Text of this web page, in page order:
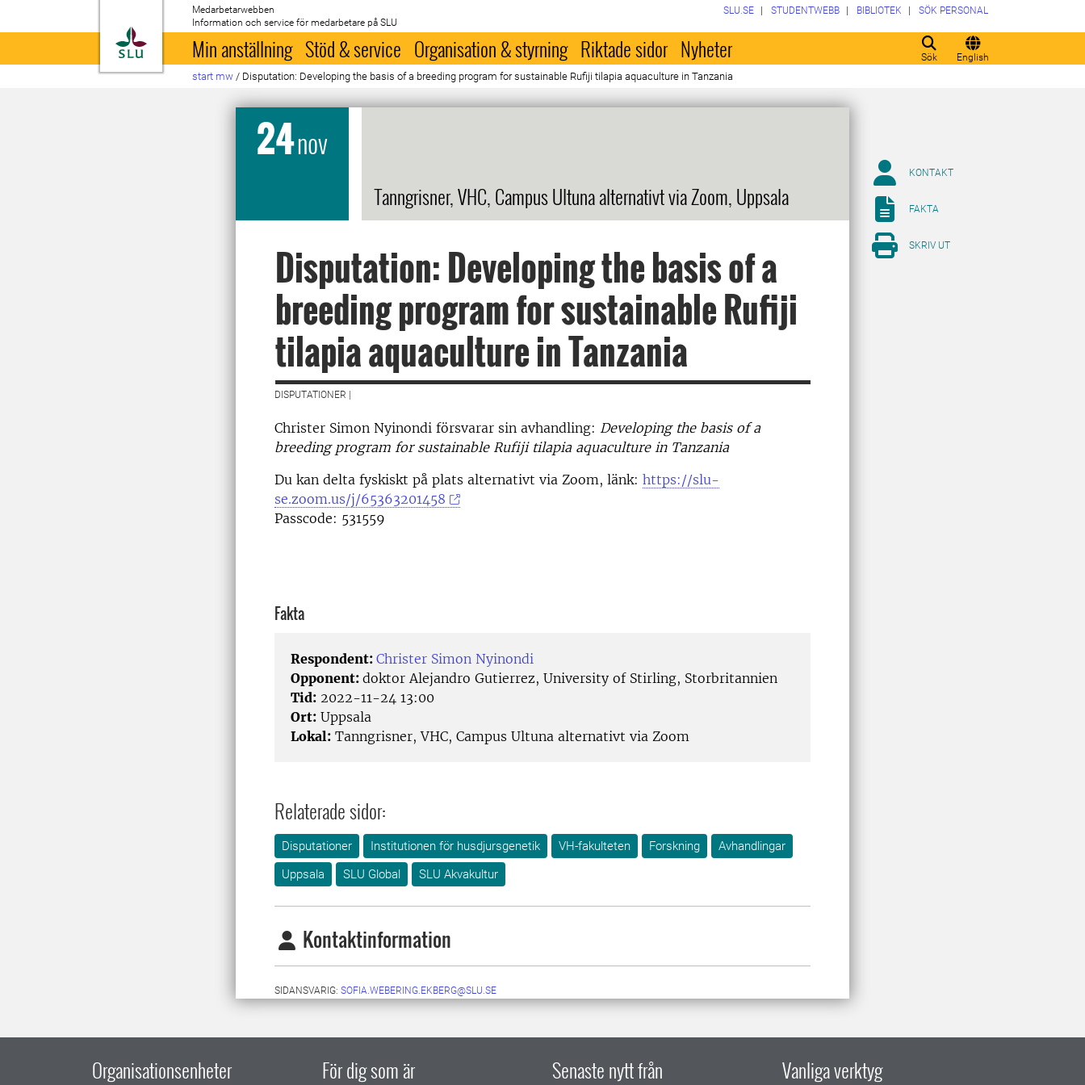
Till startsida
Medarbetarwebben
Information och service för medarbetare på SLU
Sök English
SLU.SE STUDENTWEBB BIBLIOTEK SÖK PERSONAL
Min anställning Stöd & service Organisation & styrning Riktade sidor Nyheter
start mw / Disputation: Developing the basis of a breeding program for sustainable Rufiji tilapia aquaculture in Tanzania
24nov
Tanngrisner, VHC, Campus Ultuna alternativt via Zoom, Uppsala
Disputation: Developing the basis of a
breeding program for sustainable Rufiji
tilapia aquaculture in Tanzania
DISPUTATIONER |
Christer Simon Nyinondi försvarar sin avhandling: Developing the basis of a
breeding program for sustainable Rufiji tilapia aquaculture in Tanzania
Du kan delta fyskiskt på plats alternativt via Zoom, länk: https://slu-
se.zoom.us/j/65363201458
Passcode: 531559
Fakta
Respondent: Christer Simon Nyinondi
Opponent: doktor Alejandro Gutierrez, University of Stirling, Storbritannien
Tid: 2022-11-24 13:00
Ort: Uppsala
Lokal: Tanngrisner, VHC, Campus Ultuna alternativt via Zoom
Relaterade sidor:
Disputationer Institutionen för husdjursgenetik VH-fakulteten Forskning
Avhandlingar
Uppsala
SLU Global SLU Akvakultur
Kontaktinformation
SIDANSVARIG: SOFIA.WEBERING.EKBERG@SLU.SE
KONTAKT
FAKTA
SKRIV UT
Organisationsenheter För dig som är Senaste nytt från Vanliga verktyg